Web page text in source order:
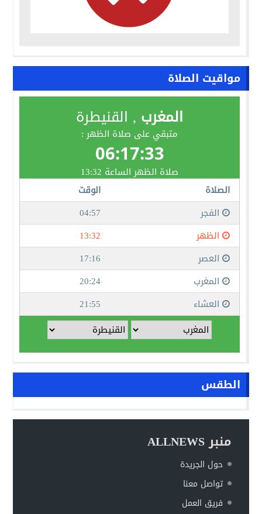
مواقيت الصلاة
الطقس
منبر ALLNEWS
حول الجريدة
تواصل معنا
فريق العمل